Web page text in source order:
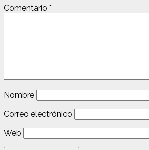
Comentario *
Nombre
Correo electrónico
Web